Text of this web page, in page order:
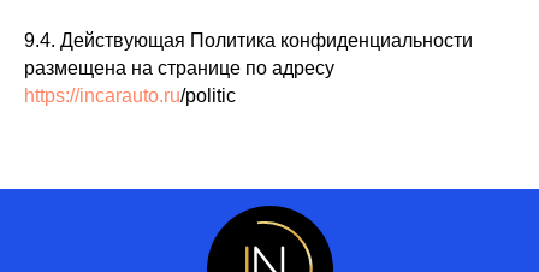
9.4. Действующая Политика конфиденциальности
размещена на странице по адресу
https://incarauto.ru/politic